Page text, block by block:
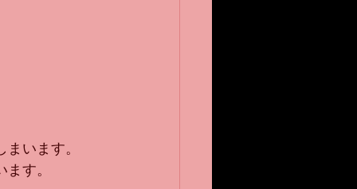
います。
ます。